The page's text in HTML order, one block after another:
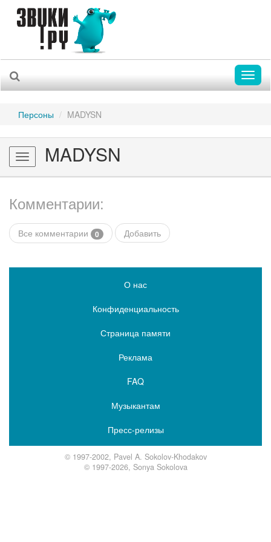
Персоны MADYSN
Toggle
navigation
MADYSN
Комментарии:
Все комментарии 0 Добавить
О нас
Конфиденциальность
Страница памяти
Реклама
FAQ
Музыкантам
Пресс-релизы
© 1997-2002, Pavel A. Sokolov-Khodakov
© 1997-2026, Sonya Sokolova